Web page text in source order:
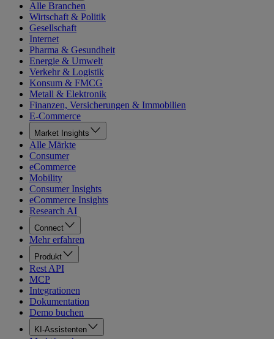
Alle Branchen
Wirtschaft & Politik
Gesellschaft
Internet
Pharma & Gesundheit
Energie & Umwelt
Verkehr & Logistik
Konsum & FMCG
Metall & Elektronik
Finanzen, Versicherungen & Immobilien
E-Commerce
Market Insights
Alle Märkte
Consumer
eCommerce
Mobility
Consumer Insights
eCommerce Insights
Research AI
Connect
Mehr erfahren
Produkt
Rest API
MCP
Integrationen
Dokumentation
Demo buchen
KI-Assistenten